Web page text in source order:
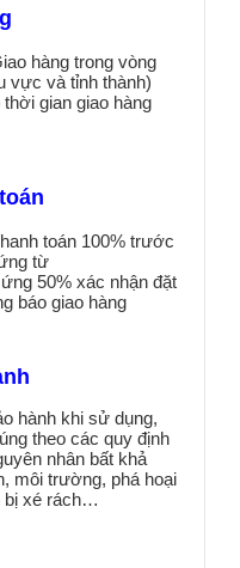
hàng trong vòng
vực và tỉnh thành)
thời gian giao hàng
toán 100% trước
từ
50% xác nhận đặt
báo giao hàng
hành khi sử dụng,
theo các quy định
nhân bất khả
môi trường, phá hoại
bị xé rách…